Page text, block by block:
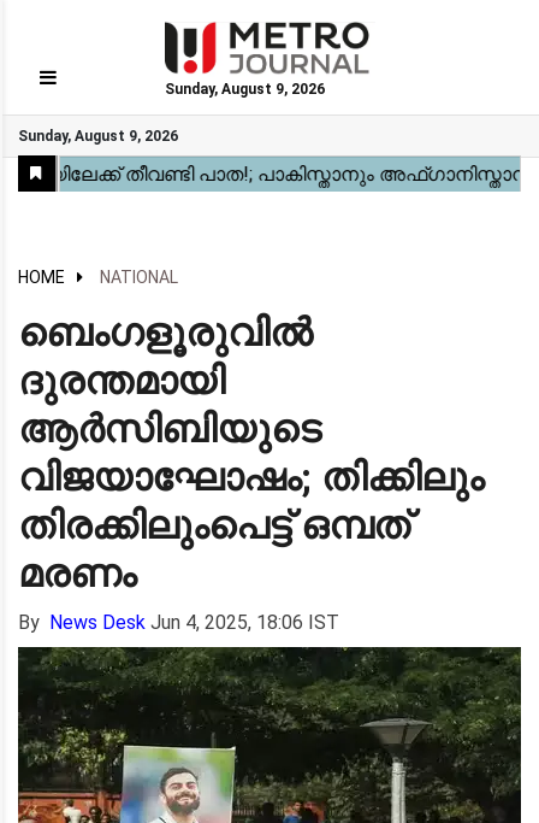
Sunday, August 9, 2026
Sunday, August 9, 2026
GO
Home
Kerala
National
Gulf
World
Sports
Movies
Health
Automobile
Travel
Education
Novel
Business
Technology
Webstory
HOME NATIONAL
ബെംഗളൂരുവില്‍
ദുരന്തമായി
ആര്‍സിബിയുടെ
വിജയാഘോഷം; തിക്കിലും
തിരക്കിലുംപെട്ട് ഒമ്പത്
മരണം
By News Desk Jun 4, 2025, 18:06 IST